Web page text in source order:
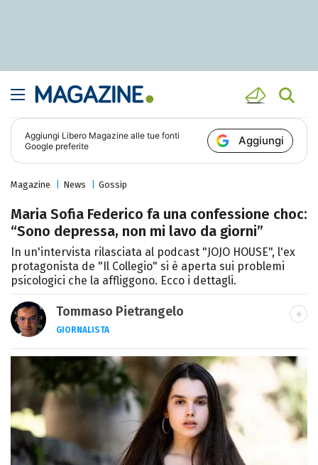
Aggiungi Libero Magazine alle tue fonti
Google preferite
Aggiungi
Magazine News Gossip
Maria Sofia Federico fa una confessione choc:
“Sono depressa, non mi lavo da giorni”
In un'intervista rilasciata al podcast "JOJO HOUSE", l'ex
protagonista de "Il Collegio" si è aperta sui problemi
psicologici che la affliggono. Ecco i dettagli.
Tommaso Pietrangelo
GIORNALISTA
Autore, giornalista, cantautore. Laureato in
Letterature Straniere, è appassionato di
cinema, poesia e Shakespeare. Scrive
canzoni e ama i gatti.